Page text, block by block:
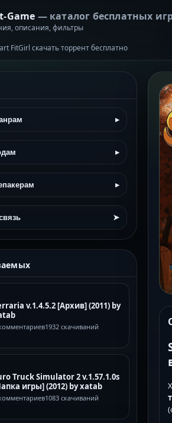
Game — каталог бесплатных
описания, фильтры
FitGirl скачать торрент бесплатно
▸
▸
▸
➤
v.1.4.5.2 [Архив] (2011) by
1932 скачиваний
Truck Simulator 2 v.1.57.1.0s
игры] (2012) by xatab
1083 скачиваний